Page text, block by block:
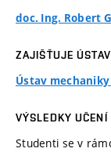
doc. Ing. Robert
ZAJIŠŤUJE ÚSTAV
Ústav
VÝSLEDKY UČENÍ
Studenti se v